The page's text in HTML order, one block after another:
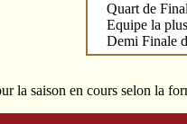
Quart de
Equipe la
Demi Finale
la saison en cours selon la